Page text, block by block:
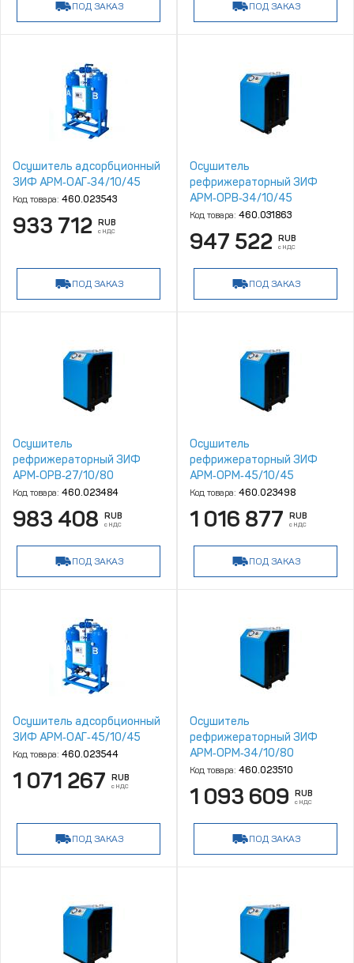
ПОД ЗАКАЗ ПОД ЗАКАЗ
Осушитель адсорбционный
ЗИФ АРМ‑ОАГ‑34/10/45
Код товара: 460.023543
933 712 RUB
с НДС
ПОД ЗАКАЗ
Осушитель
рефрижераторный ЗИФ
АРМ‑ОРВ‑34/10/45
Код товара: 460.031863
947 522 RUB
с НДС
ПОД ЗАКАЗ
Осушитель
рефрижераторный ЗИФ
АРМ‑ОРВ‑27/10/80
Код товара: 460.023484
983 408 RUB
с НДС
ПОД ЗАКАЗ
Осушитель
рефрижераторный ЗИФ
АРМ‑ОРМ‑45/10/45
Код товара: 460.023498
1 016 877 RUB
с НДС
ПОД ЗАКАЗ
Осушитель адсорбционный
ЗИФ АРМ‑ОАГ‑45/10/45
Код товара: 460.023544
1 071 267 RUB
с НДС
ПОД ЗАКАЗ
Осушитель
рефрижераторный ЗИФ
АРМ‑ОРМ‑34/10/80
Код товара: 460.023510
1 093 609 RUB
с НДС
ПОД ЗАКАЗ